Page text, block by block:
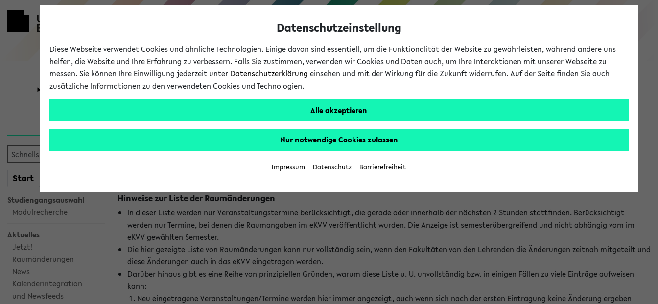
eKVV
Universität Forschung Studium
Start
Studiengangsauswahl
Modulrecherche
Aktuelles
Jetzt!
Raumänderungen
News
Kalenderintegration
und Newsfeeds
Raumänderungen
Hinweise zur Liste der Raumänderungen
In dieser Liste werden nur Veranstaltungstermine berücksichtigt, die gerade oder innerhalb der nächsten 2 Stunden stattfinden. Berücksichtigt
werden nur Termine, bei denen die Raumangaben im eKVV veröffentlicht wurden. Die Anzeige ist semesterübergreifend und nicht abhängig vom im
eKVV gewählten Semester.
Die hier gezeigte Liste von Raumänderungen kann nur vollständig sein, wenn den Fakultäten von den Lehrenden die Änderungen zeitnah mitgeteilt und
diese Änderungen auch in das eKVV eingetragen werden.
Darüber hinaus gibt es eine Reihe von prinzipiellen Gründen, warum diese Liste u. U. unvollständig bzw. in einigen Fällen zu viele Einträge aufweisen
kann:
Neu eingetragene Veranstaltungen/Termine werden hier immer angezeigt, auch wenn sich nach der ersten Eintragung keine Änderung ergeben
Datenschutzeinstellung
Diese Webseite verwendet Cookies und ähnliche Technologien. Einige davon sind essentiell, um die Funktionalität der Website zu gewährleisten, während andere uns
helfen, die Website und Ihre Erfahrung zu verbessern. Falls Sie zustimmen, verwenden wir Cookies und Daten auch, um Ihre Interaktionen mit unserer Webseite zu
messen. Sie können Ihre Einwilligung jederzeit unter Datenschutzerklärung einsehen und mit der Wirkung für die Zukunft widerrufen. Auf der Seite finden Sie auch
zusätzliche Informationen zu den verwendeten Cookies und Technologien.
Alle akzeptieren
Nur notwendige Cookies zulassen
Impressum Datenschutz Barrierefreiheit